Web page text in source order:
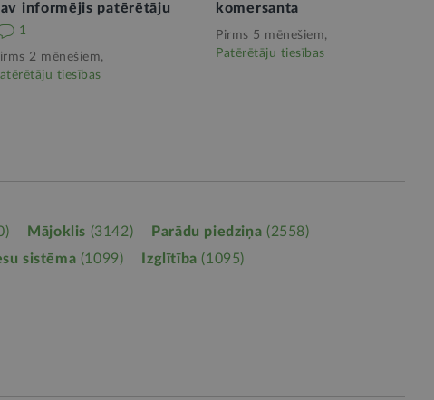
informējis patērētāju
1
2 mēnešiem,
tiesības
komersanta
Pirms 5 mēnešiem,
Patērētāju tiesības
Mājoklis (3142) Parādu piedziņa (2558)
sistēma (1099) Izglītība (1095)